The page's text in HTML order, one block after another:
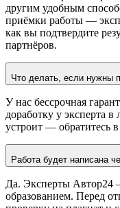
другим удобным
приёмки работы —
как вы подтвердите
партнёров.
Что делать, если нужны
У нас бессрочная
доработку у эксперта в
устроит — обратитесь
Работа будет написана
Да. Эксперты
образованием. Перед